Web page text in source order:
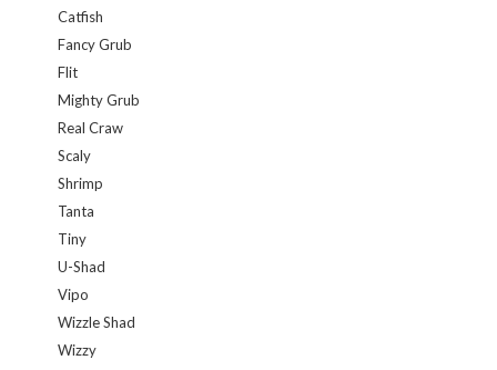
Catfish
Fancy Grub
Flit
Mighty Grub
Real Craw
Scaly
Shrimp
Tanta
Tiny
U-Shad
Vipo
Wizzle Shad
Wizzy